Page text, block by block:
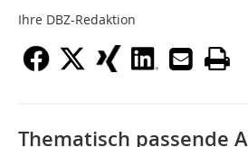
Ihre DBZ-Redaktion
Thematisch passende